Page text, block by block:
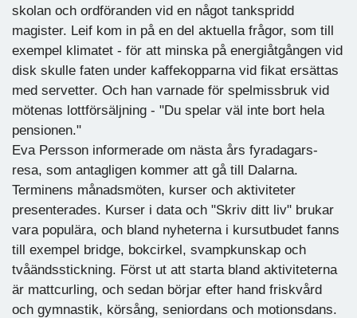
skolan och ordföranden vid en något tankspridd
magister. Leif kom in på en del aktuella frågor, som till
exempel klimatet - för att minska på energiåtgången vid
disk skulle faten under kaffekopparna vid fikat ersättas
med servetter. Och han varnade för spelmissbruk vid
mötenas lottförsäljning - "Du spelar väl inte bort hela
pensionen."
Eva Persson informerade om nästa års fyradagars-
resa, som antagligen kommer att gå till Dalarna.
Terminens månadsmöten, kurser och aktiviteter
presenterades. Kurser i data och "Skriv ditt liv" brukar
vara populära, och bland nyheterna i kursutbudet fanns
till exempel bridge, bokcirkel, svampkunskap och
tvåändsstickning. Först ut att starta bland aktiviteterna
är mattcurling, och sedan börjar efter hand friskvård
och gymnastik, körsång, seniordans och motionsdans.